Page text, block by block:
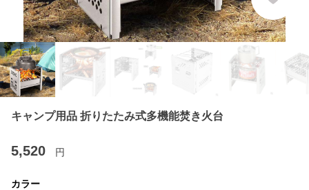
キャンプ用品 折りたたみ式多機能焚き火台
5,520 円
カラー